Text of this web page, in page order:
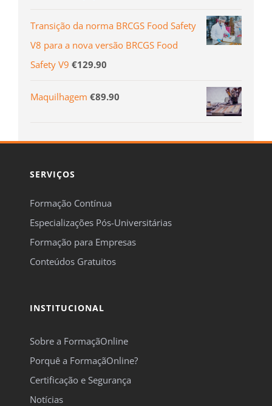
Transição da norma BRCGS Food Safety
V8 para a nova versão BRCGS Food
Safety V9 €129.90
Maquilhagem €89.90
SERVIÇOS
Formação Contínua
Especializações Pós-Universitárias
Formação para Empresas
Conteúdos Gratuitos
INSTITUCIONAL
Sobre a FormaçãOnline
Porquê a FormaçãOnline?
Certificação e Segurança
Notícias